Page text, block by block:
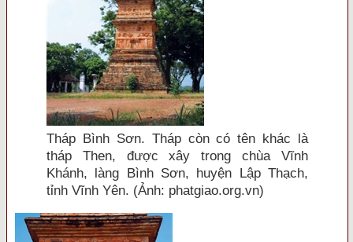
Tháp Bình Sơn. Tháp còn có tên khác là
tháp Then, được xây trong chùa Vĩnh
Khánh, làng Bình Sơn, huyện Lập Thạch,
tỉnh Vĩnh Yên. (Ảnh: phatgiao.org.vn)